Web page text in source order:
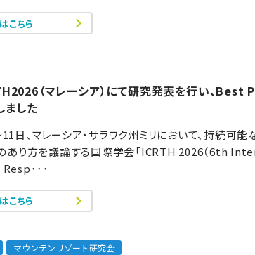
こちら
（マレーシア）にて研究発表を行い、Best
した
日、マレーシア・サラワク州ミリにおいて、持続可
あり方を議論する国際学会「ICRTH 2026（6th
･･･
こちら
マウンテンリゾート研究会